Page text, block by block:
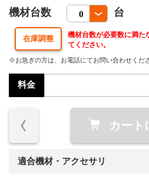
機材台数
台
機材台数が必要数に満た
てください。
※お急ぎの方は、お電話にてお問い合わせくだ
料金
カート
適合機材・アクセサリ